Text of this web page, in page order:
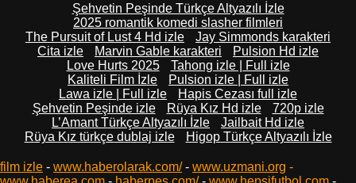
Şehvetin Peşinde Türkçe Altyazılı İzle
2025 romantik komedi slasher filmleri
The Pursuit of Lust 4 Hd izle
Jay Simmonds karakteri
Cita izle
Marvin Gable karakteri
Pulsion Hd izle
Love Hurts 2025
Tahong izle | Full izle
Kaliteli Film İzle
Pulsion izle | Full izle
Lawa izle | Full izle
Hapis Cezası full izle
Şehvetin Peşinde izle
Rüya Kız Hd izle
720p izle
L’Amant Türkçe Altyazılı İzle
Jailbait Hd izle
Rüya Kız türkçe dublaj izle
Higop Türkçe Altyazılı İzle
film izle - www.haberolarak.com/- www.uzmani.org -